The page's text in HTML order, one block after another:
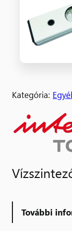
Kategória:
További